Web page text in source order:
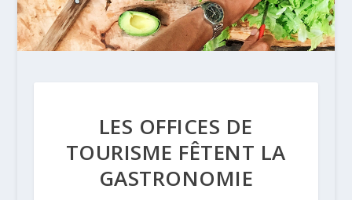
LES OFFICES DE
TOURISME FÊTENT LA
GASTRONOMIE